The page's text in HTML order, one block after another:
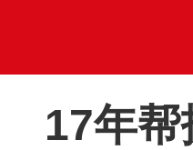
17年